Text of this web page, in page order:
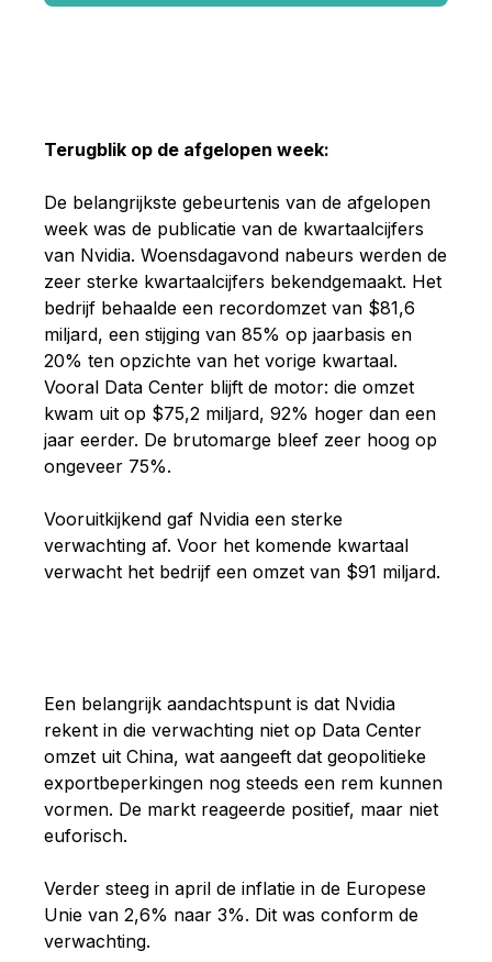
Terugblik op de afgelopen week:
De belangrijkste gebeurtenis van de afgelopen
week was de publicatie van de kwartaalcijfers
van Nvidia. Woensdagavond nabeurs werden de
zeer sterke kwartaalcijfers bekendgemaakt. Het
bedrijf behaalde een recordomzet van $81,6
miljard, een stijging van 85% op jaarbasis en
20% ten opzichte van het vorige kwartaal.
Vooral Data Center blijft de motor: die omzet
kwam uit op $75,2 miljard, 92% hoger dan een
jaar eerder. De brutomarge bleef zeer hoog op
ongeveer 75%.
Vooruitkijkend gaf Nvidia een sterke
verwachting af. Voor het komende kwartaal
verwacht het bedrijf een omzet van $91 miljard.
Een belangrijk aandachtspunt is dat Nvidia
rekent in die verwachting niet op Data Center
omzet uit China, wat aangeeft dat geopolitieke
exportbeperkingen nog steeds een rem kunnen
vormen. De markt reageerde positief, maar niet
euforisch.
Verder steeg in april de inflatie in de Europese
Unie van 2,6% naar 3%. Dit was conform de
verwachting.